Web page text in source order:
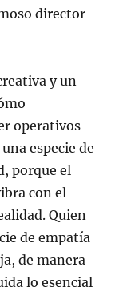
director
y un
operativos
especie de
porque el
con el
Quien
de empatía
de manera
lo esencial